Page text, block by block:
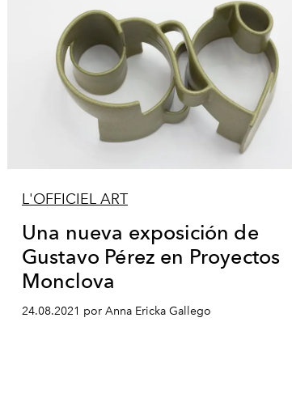
L'OFFICIEL ART
Una nueva exposición de
Gustavo Pérez en Proyectos
Monclova
24.08.2021 por Anna Ericka Gallego